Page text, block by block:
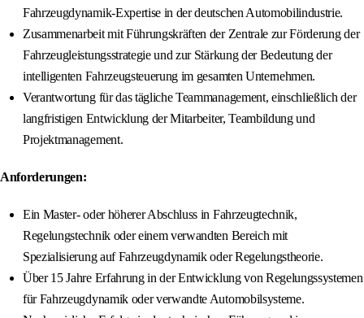
Fahrzeugdynamik-Expertise in der deutschen Automobilindustrie.
Zusammenarbeit mit Führungskräften der Zentrale zur Förderung der
Fahrzeugleistungsstrategie und zur Stärkung der Bedeutung der
intelligenten Fahrzeugsteuerung im gesamten Unternehmen.
Verantwortung für das tägliche Teammanagement, einschließlich der
langfristigen Entwicklung der Mitarbeiter, Teambildung und
Projektmanagement.
Anforderungen:
Ein Master- oder höherer Abschluss in Fahrzeugtechnik,
Regelungstechnik oder einem verwandten Bereich mit
Spezialisierung auf Fahrzeugdynamik oder Regelungstheorie.
Über 15 Jahre Erfahrung in der Entwicklung von Regelungssystemen
für Fahrzeugdynamik oder verwandte Automobilsysteme.